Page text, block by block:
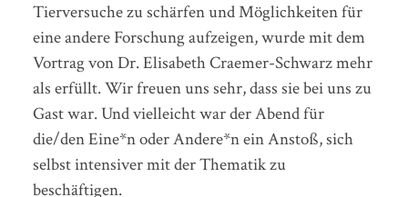
Tierversuche zu schärfen und Möglichkeiten für
eine andere Forschung aufzeigen, wurde mit dem
Vortrag von Dr. Elisabeth Craemer-Schwarz mehr
als erfüllt. Wir freuen uns sehr, dass sie bei uns zu
Gast war. Und vielleicht war der Abend für
die/den Eine*n oder Andere*n ein Anstoß, sich
selbst intensiver mit der Thematik zu
beschäftigen.